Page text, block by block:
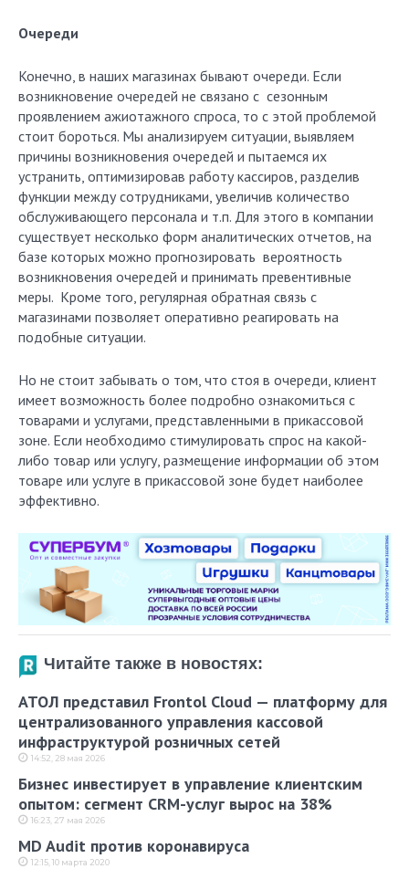
Очереди
Конечно, в наших магазинах бывают очереди. Если
возникновение очередей не связано с сезонным
проявлением ажиотажного спроса, то с этой проблемой
стоит бороться. Мы анализируем ситуации, выявляем
причины возникновения очередей и пытаемся их
устранить, оптимизировав работу кассиров, разделив
функции между сотрудниками, увеличив количество
обслуживающего персонала и т.п. Для этого в компании
существует несколько форм аналитических отчетов, на
базе которых можно прогнозировать вероятность
возникновения очередей и принимать превентивные
меры. Кроме того, регулярная обратная связь с
магазинами позволяет оперативно реагировать на
подобные ситуации.
Но не стоит забывать о том, что стоя в очереди, клиент
имеет возможность более подробно ознакомиться с
товарами и услугами, представленными в прикассовой
зоне. Если необходимо стимулировать спрос на какой-
либо товар или услугу, размещение информации об этом
товаре или услуге в прикассовой зоне будет наиболее
эффективно.
Читайте также в новостях:
АТОЛ представил Frontol Cloud — платформу для
централизованного управления кассовой
инфраструктурой розничных сетей
14:52, 28 мая 2026
Бизнес инвестирует в управление клиентским
опытом: сегмент CRM-услуг вырос на 38%
16:23, 27 мая 2026
MD Audit против коронавируса
12:15, 10 марта 2020